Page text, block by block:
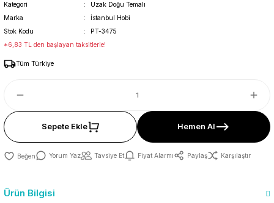
Kategori
Uzak Doğu Temalı
Marka
İstanbul Hobi
Stok Kodu
PT-3475
*6,83 TL den başlayan taksitlerle!
Tüm Türkiye
Sepete Ekle Hemen Al
Yorum Yaz Tavsiye Et Fiyat Alarmı Paylaş Karşılaştır
Ürün Bilgisi